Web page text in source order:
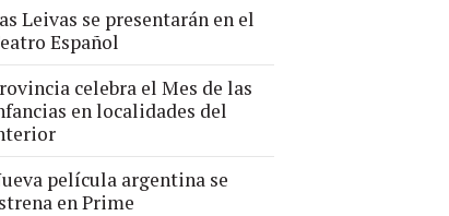
Leivas se presentarán en el
Español
celebra el Mes de las
en localidades del
película argentina se
en Prime